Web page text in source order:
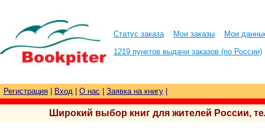
Статус заказа Мои заказы
Мои
1219 пунктов выдачи заказов (по России)
Регистрация Вход О нас Заявка на книгу
Широкий выбор книг для жителей России,